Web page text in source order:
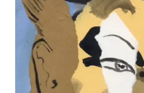
BETREMIEUX Laurent –
midi